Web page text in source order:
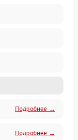
Подробнее →
Подробнее →